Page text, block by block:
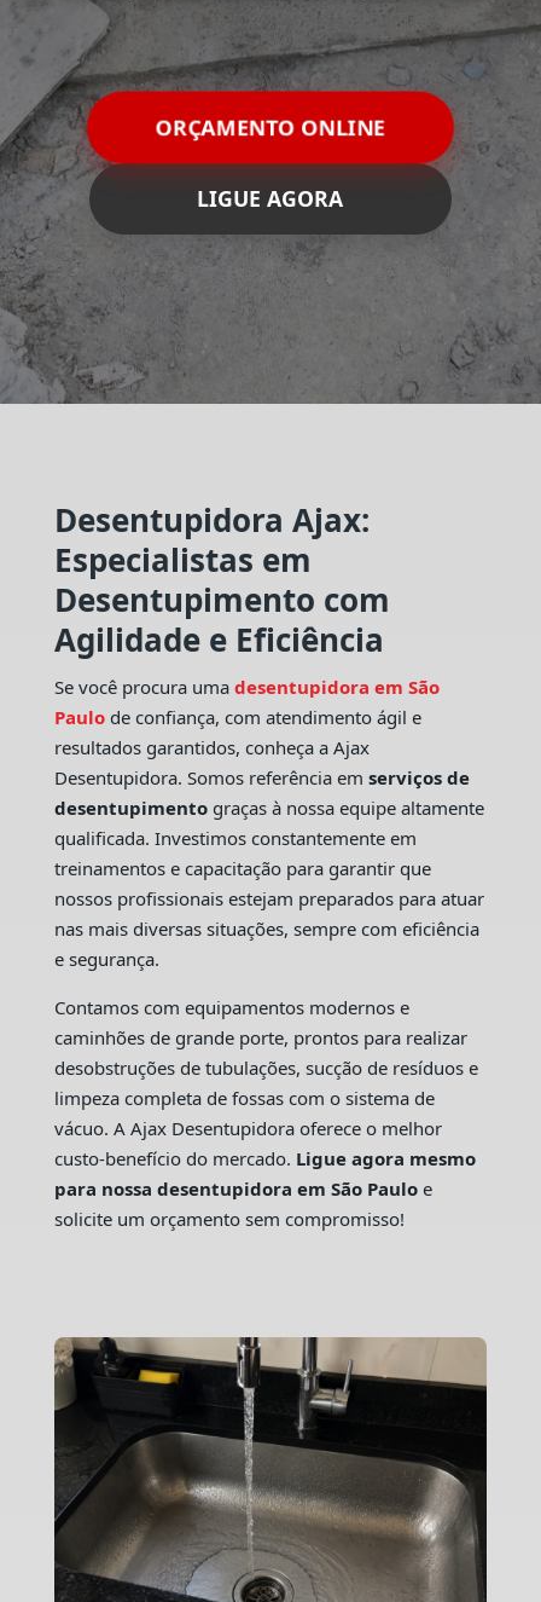
ORÇAMENTO ONLINE
LIGUE AGORA
Desentupidora Ajax:
Especialistas em
Desentupimento com
Agilidade e Eficiência
Se você procura uma desentupidora em São
Paulo de confiança, com atendimento ágil e
resultados garantidos, conheça a Ajax
Desentupidora. Somos referência em serviços de
desentupimentograças à nossa equipe altamente
qualificada. Investimos constantemente em
treinamentos e capacitação para garantir que
nossos profissionais estejam preparados para atuar
nas mais diversas situações, sempre com eficiência
e segurança.
Contamos com equipamentos modernos e
caminhões de grande porte, prontos para realizar
desobstruções de tubulações, sucção de resíduos e
limpeza completa de fossas com o sistema de
vácuo. A Ajax Desentupidora oferece o melhor
custo-benefício do mercado. Ligue agora mesmo
para nossa desentupidora em São Pauloe
solicite um orçamento sem compromisso!